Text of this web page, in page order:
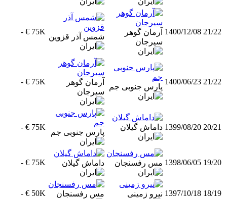
21/22
1400/12/08 آرمان گوهر
سیرجان
شمس آذر قزوین
75K €
-
21/22
1400/06/23
پارس جنوبی جم
آرمان گوهر
سیرجان
75K €
-
20/21
1399/08/20 داماش گیلان
پارس جنوبی جم
75K €
-
19/20
1398/06/05 مس رفسنجان داماش گیلان 75K €
-
18/19
1397/10/18 نیرو زمینی مس رفسنجان 50K €
-